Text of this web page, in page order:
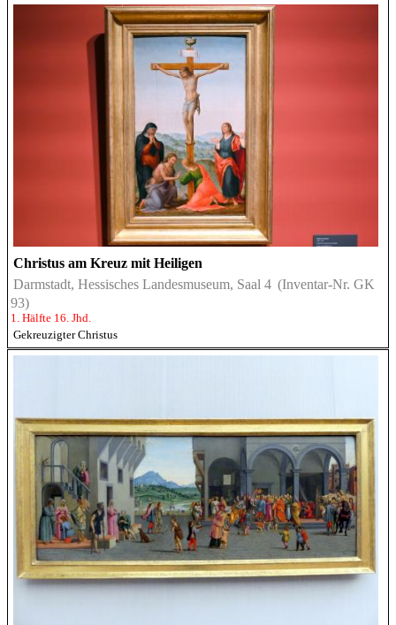
Christus am Kreuz mit Heiligen
Darmstadt, Hessisches Landesmuseum, Saal 4 (Inventar-Nr. GK
93)
1. Hälfte 16. Jhd.
Gekreuzigter Christus